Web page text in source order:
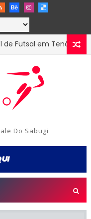
em Tenório-PB
Do Sabugi